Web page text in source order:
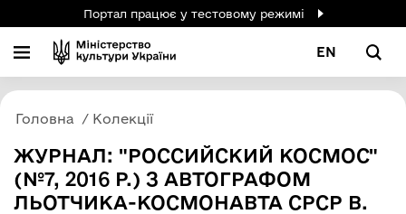
Портал працює у тестовому режимі
EN
Головна Колекції
ЖУРНАЛ: "РОССИЙСКИЙ КОСМОС"
(№7, 2016 Р.) З АВТОГРАФОМ
ЛЬОТЧИКА-КОСМОНАВТА СРСР В.